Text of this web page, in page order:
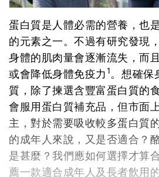
蛋白質是人體必需的營養，也
的元素之一。不過有研究發現
身體的肌肉量會逐漸流失，而
或會降低身體免疫力1。想確保
質，除了揀選含豐富蛋白質的
會服用蛋白質補充品，但市面
主，對於需要吸收較多蛋白質
的成年人來說，又是否適合？
是甚麼？我們應如何選擇才算
薦一款適合成年人及長者飲用